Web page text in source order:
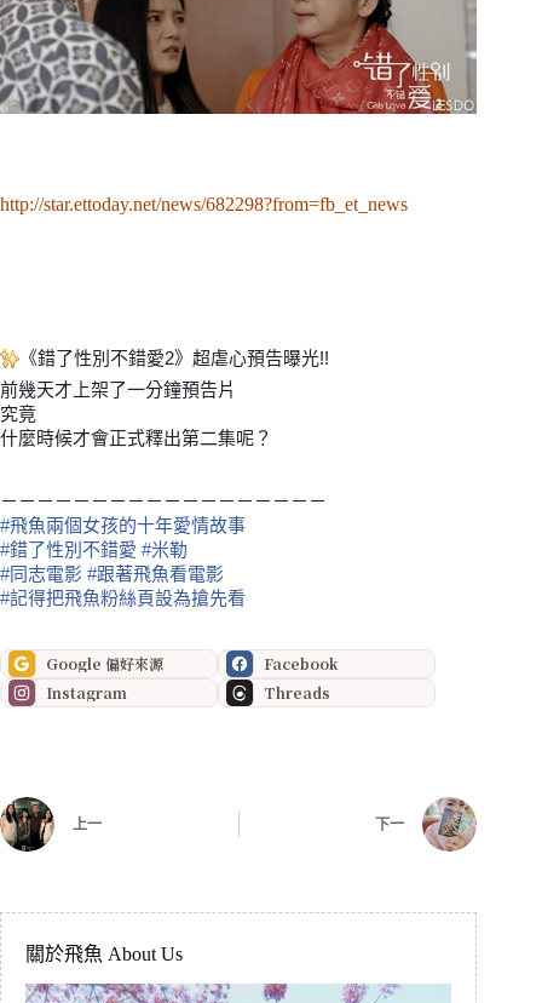
http://star.ettoday.net/news/682298?from=fb_et_news
✨
《錯了性別不錯愛2》超虐心預告曝光!!
前幾天才上架了一分鐘預告片
究竟
什麼時候才會正式釋出第二集呢？
－－－－－－－－－－－－－－－－－－
‪#‎飛魚兩個女孩的十年愛情故事‬
‪#‎錯了性別不錯愛‬ ‪#‎米勒‬
‪#‎同志電影‬ ‪#‎跟著飛魚看電影‬
‪#‎記得把飛魚粉絲頁設為搶先看‬
Google 偏好來源
Facebook
Instagram
Threads
上一 下一
關於飛魚 About Us